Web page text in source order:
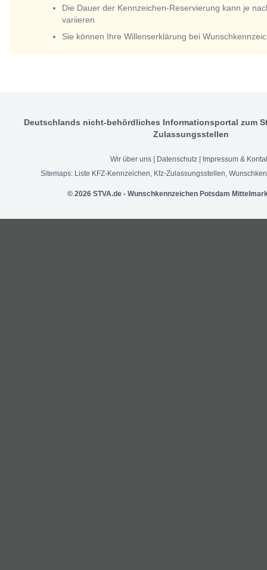
Die Dauer der Kennzeichen-Reservierung kann je
variieren
Sie können Ihre Willenserklärung bei
Deutschlands nicht-behördliches Informationsportal zum
Zulassungsstellen
Wir über uns Datenschutz
Impressum &
Sitemaps: Liste KFZ-Kennzeichen, Kfz-Zulassungsstellen,
© 2026 STVA.de - Wunschkennzeichen Potsdam